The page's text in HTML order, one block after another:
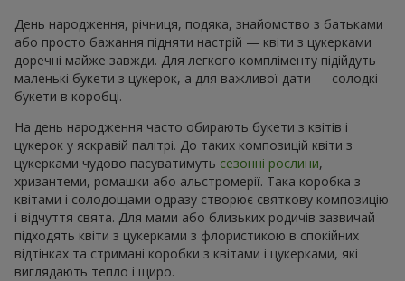
День народження, річниця, подяка, знайомство з батьками
або просто бажання підняти настрій — квіти з цукерками
доречні майже завжди. Для легкого компліменту підійдуть
маленькі букети з цукерок, а для важливої дати — солодкі
букети в коробці.
На день народження часто обирають букети з квітів і
цукерок у яскравій палітрі. До таких композицій квіти з
цукерками чудово пасуватимуть сезонні рослини,
хризантеми, ромашки або альстромерії. Така коробка з
квітами і солодощами одразу створює святкову композицію
і відчуття свята. Для мами або близьких родичів зазвичай
підходять квіти з цукерками з флористикою в спокійних
відтінках та стримані коробки з квітами і цукерками, які
виглядають тепло і щиро.